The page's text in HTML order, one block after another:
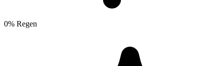
0% Regen